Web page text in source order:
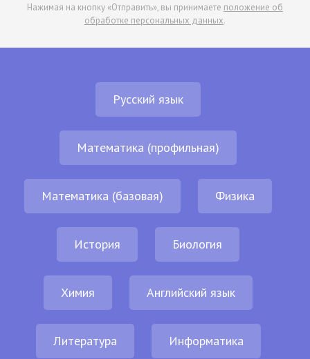
Нажимая на кнопку «Отправить», вы принимаете положение об
обработке персональных данных.
Русский язык
Математика (профильная)
Математика (базовая) Физика
История Биология
Химия Английский язык
Литература Информатика